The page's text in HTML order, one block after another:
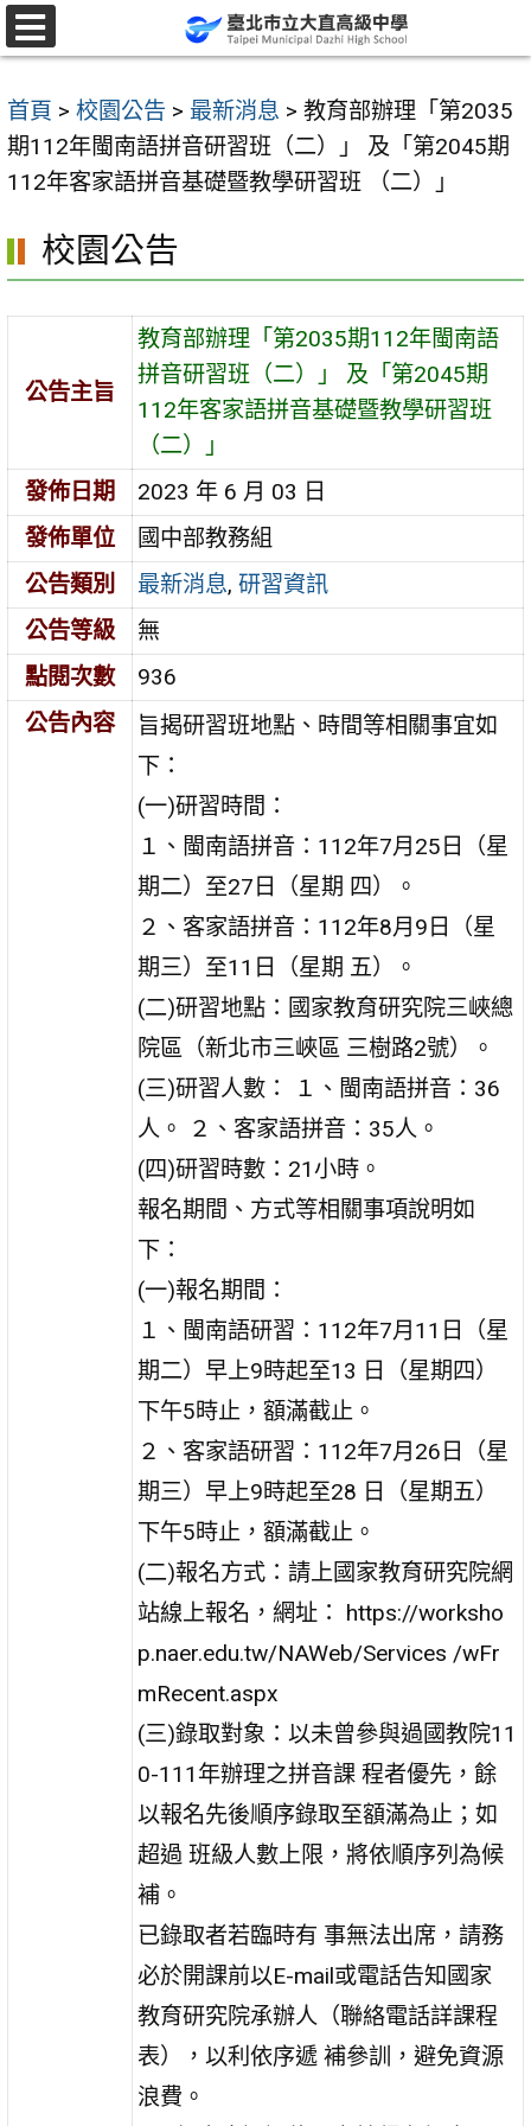
跳
至
要
內
容
首頁 > 校園公告 > 最新消息 > 教育部辦理「第2035
期112年閩南語拼音研習班（二）」 及「第2045期
112年客家語拼音基礎暨教學研習班 （二）」
校園公告
公告主旨
教育部辦理「第2035期112年閩南語
拼音研習班（二）」 及「第2045期
112年客家語拼音基礎暨教學研習班
（二）」
發佈日期
2023 年 6 月 03 日
發佈單位
國中部教務組
公告類別
最新消息,研習資訊
公告等級
無
點閱次數
936
公告內容
旨揭研習班地點、時間等相關事宜如
下：
(一)研習時間：
１、閩南語拼音：112年7月25日（星
期二）至27日（星期 四）。
２、客家語拼音：112年8月9日（星
期三）至11日（星期 五）。
(二)研習地點：國家教育研究院三峽總
院區（新北市三峽區 三樹路2號）。
(三)研習人數： １、閩南語拼音：36
人。 ２、客家語拼音：35人。
(四)研習時數：21小時。
報名期間、方式等相關事項說明如
下：
(一)報名期間：
１、閩南語研習：112年7月11日（星
期二）早上9時起至13 日（星期四）
下午5時止，額滿截止。
２、客家語研習：112年7月26日（星
期三）早上9時起至28 日（星期五）
下午5時止，額滿截止。
(二)報名方式：請上國家教育研究院網
站線上報名，網址： https://worksho
p.naer.edu.tw/NAWeb/Services /wFr
mRecent.aspx
(三)錄取對象：以未曾參與過國教院11
0-111年辦理之拼音課 程者優先，餘
以報名先後順序錄取至額滿為止；如
超過 班級人數上限，將依順序列為候
補。
已錄取者若臨時有 事無法出席，請務
必於開課前以E-mail或電話告知國家
教育研究院承辦人（聯絡電話詳課程
表），以利依序遞 補參訓，避免資源
浪費。
選
單